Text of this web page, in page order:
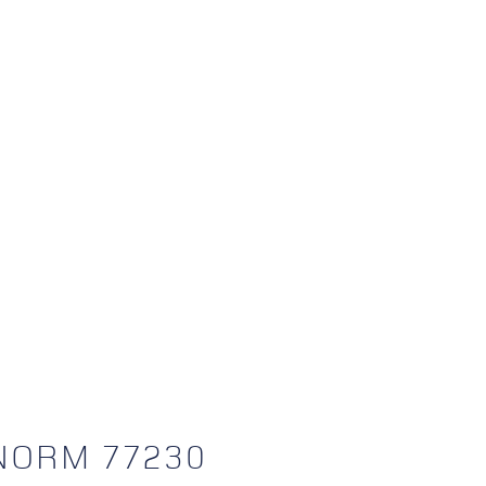
77230